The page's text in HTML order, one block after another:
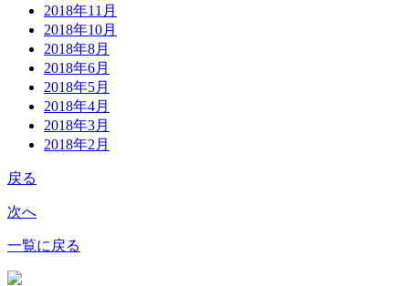
2018年11月
2018年10月
2018年8月
2018年6月
2018年5月
2018年4月
2018年3月
2018年2月
戻る
次へ
一覧に戻る